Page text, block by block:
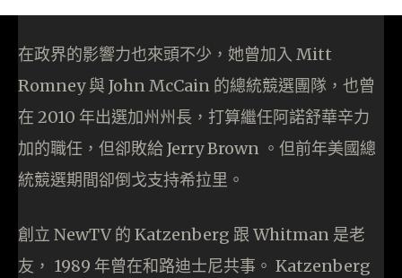
在政界的影響力也來頭不少，她曾加入 Mitt
Romney 與 John McCain 的總統競選團隊，也曾
在 2010 年出選加州州長，打算繼任阿諾舒華辛力
加的職任，但卻敗給 Jerry Brown 。但前年美國總
統競選期間卻倒戈支持希拉里。
創立 NewTV 的 Katzenberg 跟 Whitman 是老
友， 1989 年曾在和路迪士尼共事。 Katzenberg